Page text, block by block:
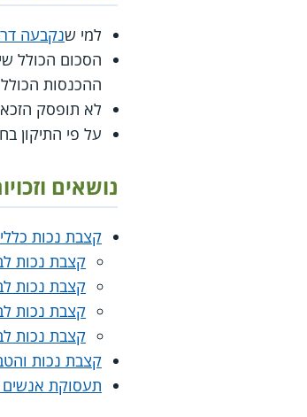
למי שנקבעה
הסכום הכולל
ההכנסות
לא תופסק
על פי התיקון בחוק נקבעו 4 דרגות אי-
נושאים
קצבת נכות
קצבת נכות לבעלי
קצבת נכות לבעלי
קצבת נכות לבעלי
קצבת נכות לבעלי
קצבת נכות
תעסוקת אנשים